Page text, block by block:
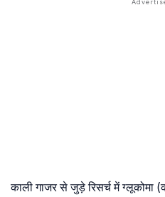
काली गाजर से जुड़े रिसर्च में ग्लूकोमा